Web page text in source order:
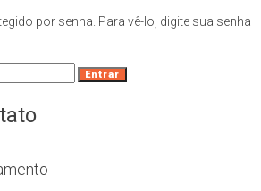
por senha. Para vê-lo, digite sua senha